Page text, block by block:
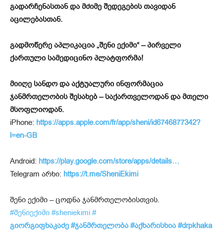
გადარჩენასთან და მძიმე შედეგების თავიდან
აცილებასთან.
გადმოწერე აპლიკაცია „შენი ექიმი“ – პირველი
ქართული სამედიცინო პლატფორმა!
მიიღე სანდო და აქტუალური ინფორმაცია
ჯანმრთელობის შესახებ – საქართველოდან და მთელი
მსოფლიოდან.
iPhone: https://apps.apple.com/fr/app/sheni/id6746877342?
l=en-GB
Android: https://play.google.com/store/apps/details…
Telegram არხი: https://t.me/SheniEkimi
შენი ექიმი – ცოდნა ჯანმრთელობისთვის.
#შენიექიმი #sheniekimi #
გიორგიფხაკაძე #ჯანმრთელობა #აქხარისხია #drpkhaka